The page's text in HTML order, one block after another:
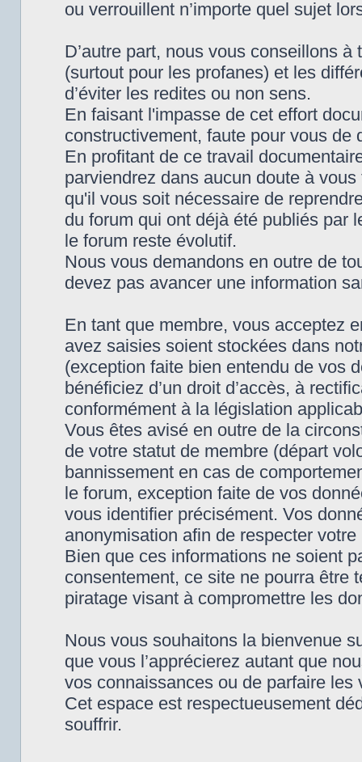
ou verrouillent n’importe quel sujet
D’autre part, nous vous conseillons
(surtout pour les profanes) et les
d’éviter les redites ou non sens.
En faisant l'impasse de cet effort
constructivement, faute pour vous de
En profitant de ce travail
parviendrez dans aucun doute à
qu'il vous soit nécessaire de
du forum qui ont déjà été publiés par
le forum reste évolutif.
Nous vous demandons en outre de
devez pas avancer une information
En tant que membre, vous acceptez
avez saisies soient stockées dans
(exception faite bien entendu de vos
bénéficiez d’un droit d’accès, à
conformément à la législation
Vous êtes avisé en outre de la
de votre statut de membre (départ
bannissement en cas de
le forum, exception faite de vos
vous identifier précisément. Vos
anonymisation afin de respecter
Bien que ces informations ne soient
consentement, ce site ne pourra être
piratage visant à compromettre les
Nous vous souhaitons la bienvenue
que vous l’apprécierez autant que
vos connaissances ou de parfaire les
Cet espace est respectueusement
souffrir.